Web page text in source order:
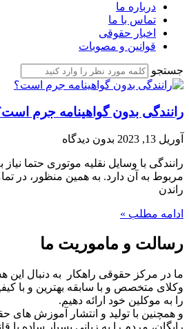
درباره ما
تماس با ما
اخبار حقوقی
قوانین و مصوبات
جستجو
رانندگی بدون گواهینامه جرم
آوریل 13, 2023 بدون دیدگاه
رانندگی با وسایل نقلیه موتوری حتما
مربوط به آن دارد. به همین منظور، در
راندن
ادامه مطلب »
رسالت و ماموریت ما
ما در مرکز حقوقی راهکار به دنبال این
وکلای متخصص و با سابقه بهترین و با
را به موکلین خود ارائه دهیم.
و همچنین با تولید و انتشار آموزش های